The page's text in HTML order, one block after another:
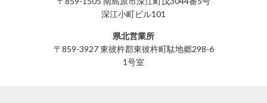
深江小町ビル101
県北営業所
〒859-3927 東彼杵郡東彼杵町駄地郷298-6
1号室